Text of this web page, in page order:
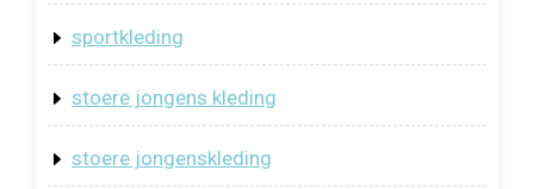
sportkleding
stoere jongens kleding
stoere jongenskleding